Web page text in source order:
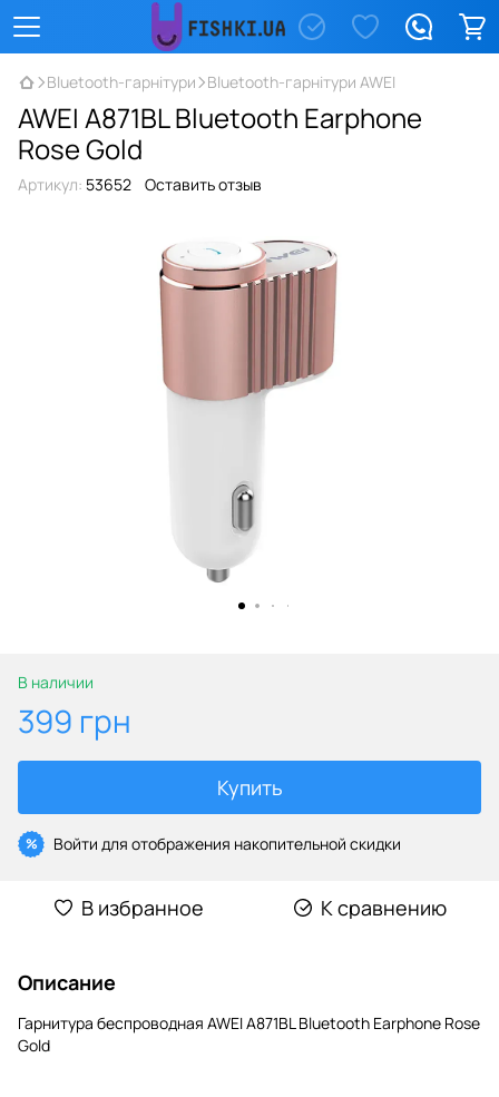
Bluetooth-гарнітури Bluetooth-гарнітури AWEI
AWEI A871BL Bluetooth Earphone
Rose Gold
Артикул: 53652 Оставить отзыв
В наличии
399 грн
Купить
% Войти для отображения накопительной скидки
В избранное К сравнению
Описание
Гарнитура беспроводная AWEI A871BL Bluetooth Earphone Rose
Gold